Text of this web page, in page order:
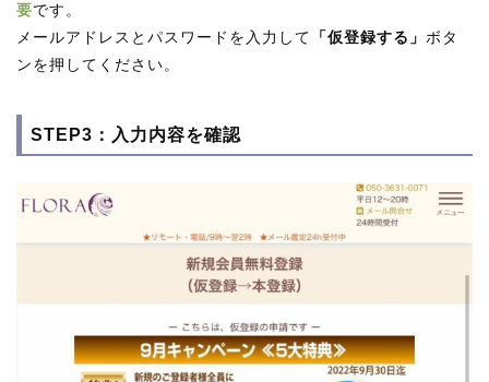
要です。
メールアドレスとパスワードを入力して
「仮登録する」 ボタ
ンを押してください。
STEP3：入力内容を確認